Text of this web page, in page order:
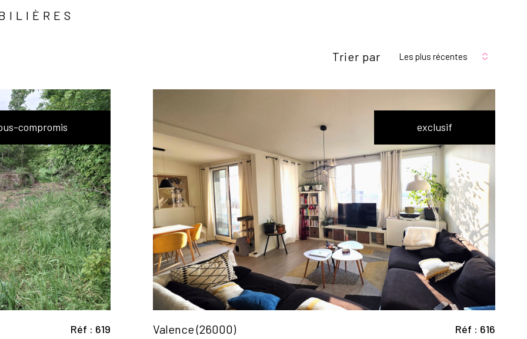
Trier par Les plus récentes
compromis
Réf : 619
exclusif
voir le
bien
Valence (26000)
Réf : 616